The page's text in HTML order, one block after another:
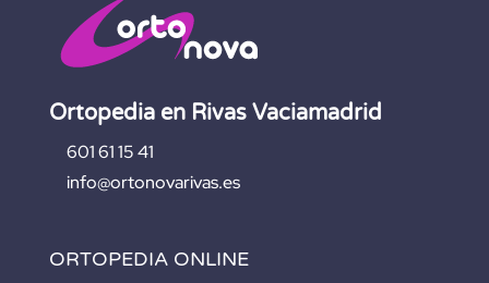
Ortopedia en Rivas Vaciamadrid
601 61 15 41
info@ortonovarivas.es
ORTOPEDIA ONLINE